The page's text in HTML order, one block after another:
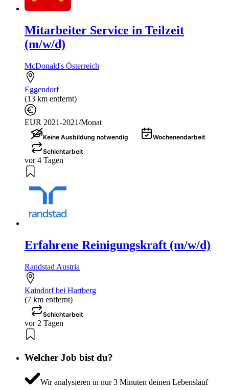
Mitarbeiter Service in Teilzeit
(m/w/d)
McDonald's Österreich
Eggendorf
(13 km entfernt)
EUR 2021-2021/Monat
Keine Ausbildung notwendig
Wochenendarbeit
Schichtarbeit
vor 4 Tagen
Erfahrene Reinigungskraft (m/w/d)
Randstad Austria
Kaindorf bei Hartberg
(7 km entfernt)
Schichtarbeit
vor 2 Tagen
Welcher Job bist du?
Wir analysieren in nur 3 Minuten deinen Lebenslauf